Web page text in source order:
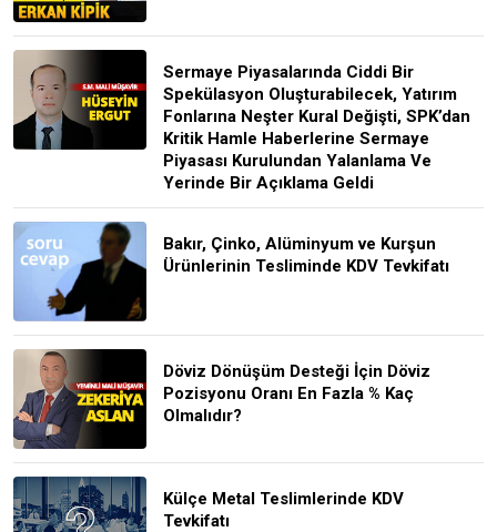
Sermaye Piyasalarında Ciddi Bir
Spekülasyon Oluşturabilecek, Yatırım
Fonlarına Neşter Kural Değişti, SPK’dan
Kritik Hamle Haberlerine Sermaye
Piyasası Kurulundan Yalanlama Ve
Yerinde Bir Açıklama Geldi
Bakır, Çinko, Alüminyum ve Kurşun
Ürünlerinin Tesliminde KDV Tevkifatı
Döviz Dönüşüm Desteği İçin Döviz
Pozisyonu Oranı En Fazla % Kaç
Olmalıdır?
Külçe Metal Teslimlerinde KDV
Tevkifatı